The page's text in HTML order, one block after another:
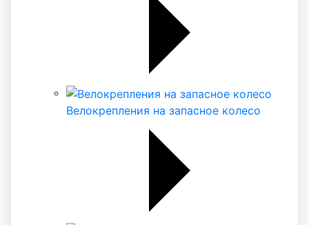
Велокрепления на запасное колесо